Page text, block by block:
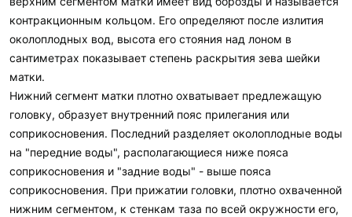
контракционным кольцом. Его определяют после излития
околоплодных вод, высота его стояния над лоном в
сантиметрах показывает степень раскрытия зева шейки
матки.
Нижний сегмент матки плотно охватывает предлежащую
головку, образует внутренний пояс прилегания или
соприкосновения. Последний разделяет околоплодные воды
на "передние воды", располагающиеся ниже пояса
соприкосновения и "задние воды" - выше пояса
соприкосновения. При прижатии головки, плотно охваченной
нижним сегментом, к стенкам таза по всей окружности его,